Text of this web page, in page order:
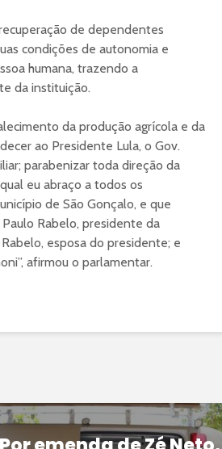
de dependentes
condições de autonomia e
humana, trazendo a
da instituição.
da produção agrícola e da
ao Presidente Lula, o Gov.
parabenizar toda direção da
eu abraço a todos os
de São Gonçalo, e que
Rabelo, presidente da
esposa do presidente; e
afirmou o parlamentar.